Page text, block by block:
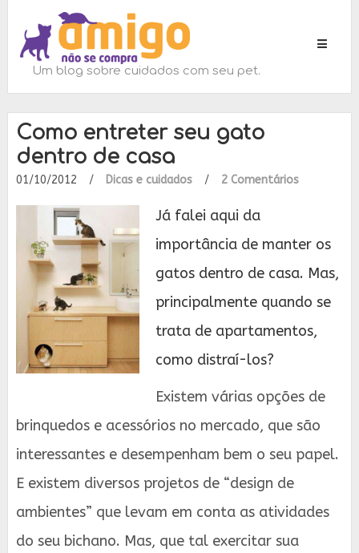
Toggle
Um blog sobre cuidados com seu pet.
Como entreter seu gato
dentro de casa
01/10/2012 / Dicas e cuidados / 2 Comentários
Já falei aqui da
importância de manter os
gatos dentro de casa. Mas,
principalmente quando se
trata de apartamentos,
como distraí-los?
Existem várias opções de
brinquedos e acessórios no mercado, que são
interessantes e desempenham bem o seu papel.
E existem diversos projetos de “design de
ambientes” que levam em conta as atividades
do seu bichano. Mas, que tal exercitar sua